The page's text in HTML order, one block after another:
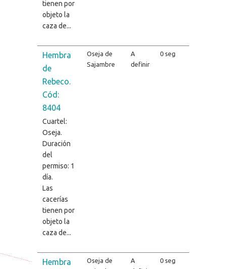
tienen por
objeto la
caza de...
Hembra
de
Rebeco.
Cód:
8404
Cuartel:
Oseja.
Duración
del
permiso: 1
día.
Las
cacerías
tienen por
objeto la
caza de...
Oseja de
Sajambre
A
definir
0 seg
Hembra
Oseja de
A
0 seg